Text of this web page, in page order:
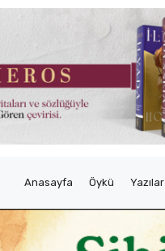
Anasayfa Öykü Yazılar